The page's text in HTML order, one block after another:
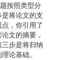
按照类型分
将论文的支
，你引用了
文的摘要，
步是将归纳
论基础。